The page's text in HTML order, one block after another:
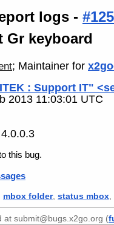
logs - #125
Gr keyboard
; Maintainer for
: Support IT"
2013 11:03:01 UTC
this bug.
mbox folder, status mbox
at submit@bugs.x2go.org (